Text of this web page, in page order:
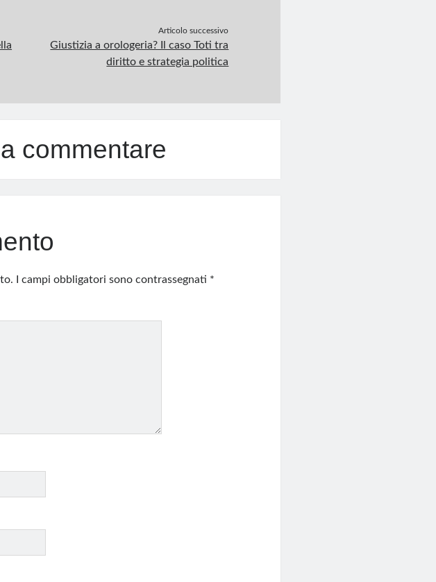
Articolo successivo
Giustizia a orologeria? Il caso Toti tra
diritto e strategia politica
commentare
I campi obbligatori sono contrassegnati *